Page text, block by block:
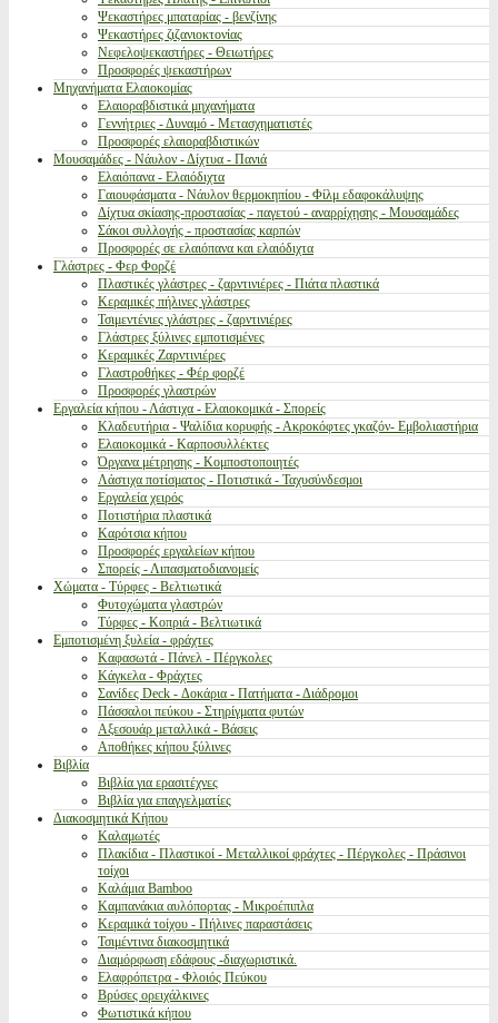
Ψεκαστήρες μπαταρίας - βενζίνης
Ψεκαστήρες ζιζανιοκτονίας
Νεφελοψεκαστήρες - Θειωτήρες
Προσφορές ψεκαστήρων
Μηχανήματα Ελαιοκομίας
Ελαιοραβδιστικά μηχανήματα
Γεννήτριες - Δυναμό - Μετασχηματιστές
Προσφορές ελαιοραβδιστικών
Μουσαμάδες - Νάυλον - Δίχτυα - Πανιά
Ελαιόπανα - Ελαιόδιχτα
Γαιουφάσματα - Νάυλον θερμοκηπίου - Φίλμ εδαφοκάλυψης
Δίχτυα σκίασης-προστασίας - παγετού - αναρρίχησης - Μουσαμάδες
Σάκοι συλλογής - προστασίας καρπών
Προσφορές σε ελαιόπανα και ελαιόδιχτα
Γλάστρες - Φερ Φορζέ
Πλαστικές γλάστρες - ζαρντινιέρες - Πιάτα πλαστικά
Κεραμικές πήλινες γλάστρες
Τσιμεντένιες γλάστρες - ζαρντινιέρες
Γλάστρες ξύλινες εμποτισμένες
Κεραμικές Ζαρντινιέρες
Γλαστροθήκες - Φέρ φορζέ
Προσφορές γλαστρών
Εργαλεία κήπου - Λάστιχα - Ελαιοκομικά - Σπορείς
Κλαδευτήρια - Ψαλίδια κορυφής - Ακροκόφτες γκαζόν- Εμβολιαστήρια
Ελαιοκομικά - Καρποσυλλέκτες
Όργανα μέτρησης - Κομποστοποιητές
Λάστιχα ποτίσματος - Ποτιστικά - Ταχυσύνδεσμοι
Εργαλεία χειρός
Ποτιστήρια πλαστικά
Καρότσια κήπου
Προσφορές εργαλείων κήπου
Σπορείς - Λιπασματοδιανομείς
Χώματα - Τύρφες - Βελτιωτικά
Φυτοχώματα γλαστρών
Τύρφες - Κοπριά - Βελτιωτικά
Εμποτισμένη ξυλεία - φράχτες
Καφασωτά - Πάνελ - Πέργκολες
Κάγκελα - Φράχτες
Σανίδες Deck - Δοκάρια - Πατήματα - Διάδρομοι
Πάσσαλοι πεύκου - Στηρίγματα φυτών
Αξεσουάρ μεταλλικά - Βάσεις
Αποθήκες κήπου ξύλινες
Βιβλία
Βιβλία για ερασιτέχνες
Βιβλία για επαγγελματίες
Διακοσμητικά Κήπου
Καλαμωτές
Πλακίδια - Πλαστικοί - Μεταλλικοί φράχτες - Πέργκολες - Πράσινοι
τοίχοι
Καλάμια Bamboo
Καμπανάκια αυλόπορτας - Μικροέπιπλα
Κεραμικά τοίχου - Πήλινες παραστάσεις
Τσιμέντινα διακοσμητικά
Διαμόρφωση εδάφους -διαχωριστικά.
Ελαφρόπετρα - Φλοιός Πεύκου
Βρύσες ορειχάλκινες
Φωτιστικά κήπου